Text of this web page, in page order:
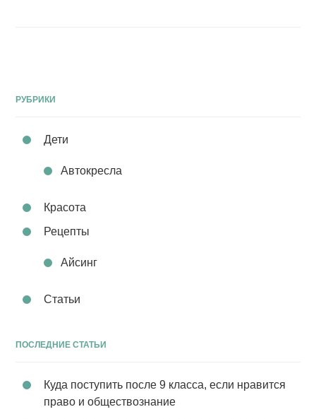
РУБРИКИ
Дети
Автокресла
Красота
Рецепты
Айсинг
Статьи
ПОСЛЕДНИЕ СТАТЬИ
Куда поступить после 9 класса, если нравится
право и обществознание